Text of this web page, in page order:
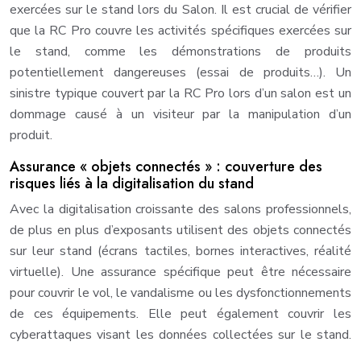
exercées sur le stand lors du Salon. Il est crucial de vérifier
que la RC Pro couvre les activités spécifiques exercées sur
le stand, comme les démonstrations de produits
potentiellement dangereuses (essai de produits…). Un
sinistre typique couvert par la RC Pro lors d’un salon est un
dommage causé à un visiteur par la manipulation d’un
produit.
Assurance « objets connectés » : couverture des
risques liés à la digitalisation du stand
Avec la digitalisation croissante des salons professionnels,
de plus en plus d’exposants utilisent des objets connectés
sur leur stand (écrans tactiles, bornes interactives, réalité
virtuelle). Une assurance spécifique peut être nécessaire
pour couvrir le vol, le vandalisme ou les dysfonctionnements
de ces équipements. Elle peut également couvrir les
cyberattaques visant les données collectées sur le stand.